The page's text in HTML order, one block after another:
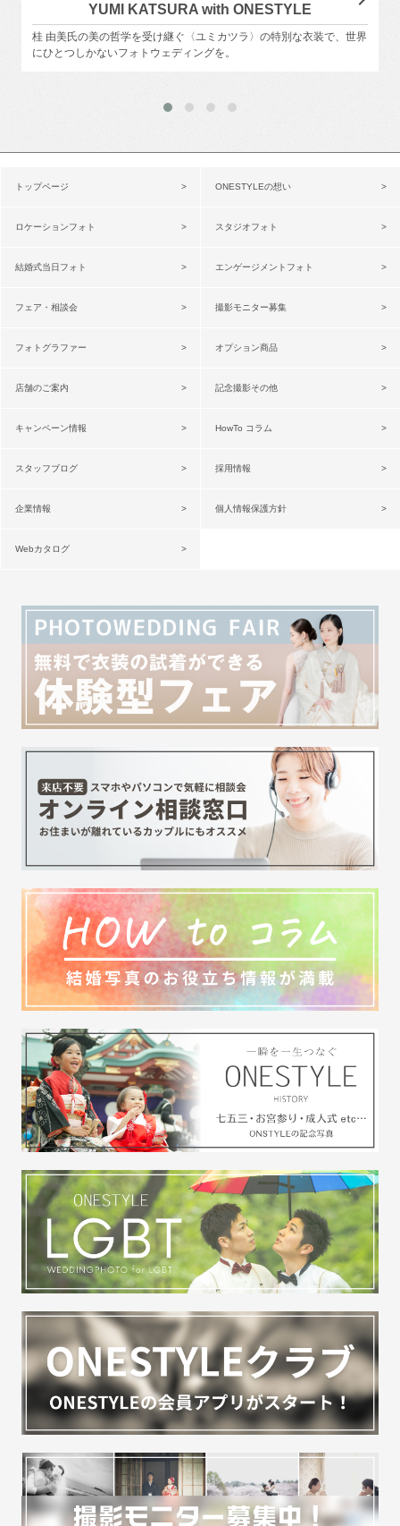
YUMI KATSURA with ONESTYLE
桂 由美氏の美の哲学を受け継ぐ〈ユミカツラ〉の特別な衣装で、世界
にひとつしかないフォトウェディングを。
トップページ ONESTYLEの想い
ロケーションフォト スタジオフォト
結婚式当日フォト エンゲージメントフォト
フェア・相談会 撮影モニター募集
フォトグラファー オプション商品
店舗のご案内 記念撮影その他
キャンペーン情報 HowTo コラム
スタッフブログ 採用情報
企業情報 個人情報保護方針
Webカタログ